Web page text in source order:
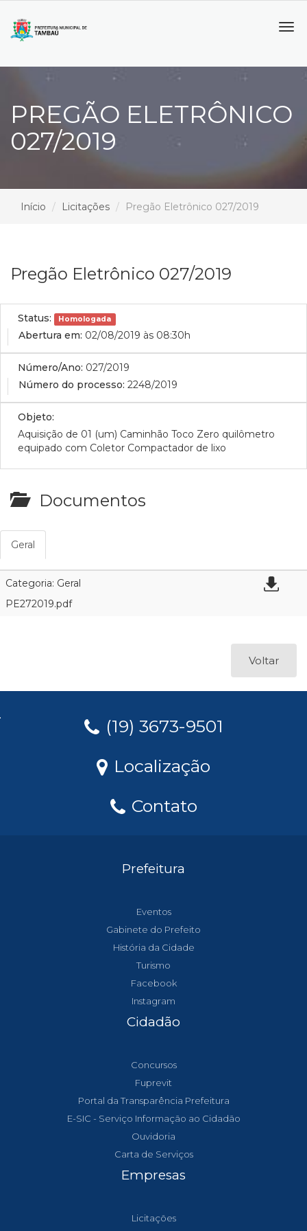
PREGÃO ELETRÔNICO
027/2019
Início Licitações Pregão Eletrônico 027/2019
Pregão Eletrônico 027/2019
Status: Homologada
Abertura em: 02/08/2019 às 08:30h
Número/Ano: 027/2019
Número do processo: 2248/2019
Objeto:
Aquisição de 01 (um) Caminhão Toco Zero quilômetro
equipado com Coletor Compactador de lixo
Documentos
Geral
Categoria: Geral
PE272019.pdf
Voltar
(19) 3673-9501
Localização
Contato
Prefeitura
Eventos
Gabinete do Prefeito
História da Cidade
Turismo
Facebook
Instagram
Cidadão
Concursos
Fuprevit
Portal da Transparência Prefeitura
E-SIC - Serviço Informação ao Cidadão
Ouvidoria
Carta de Serviços
Empresas
Licitações